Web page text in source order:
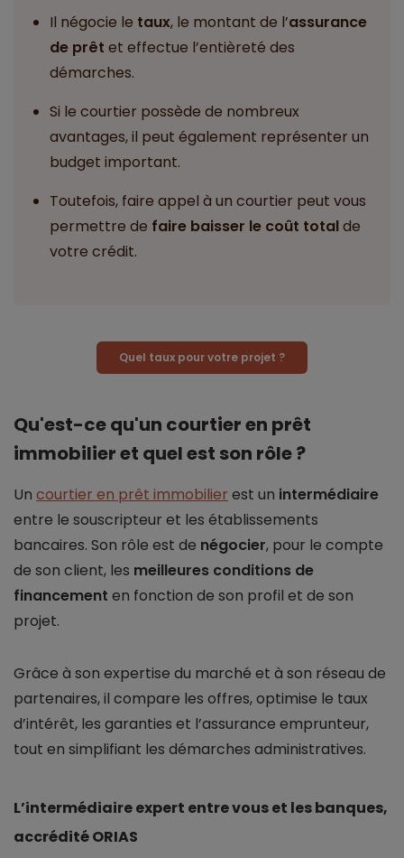
Il négocie le taux, le montant de l’assurance
de prêt et effectue l’entièreté des
démarches.
Si le courtier possède de nombreux
avantages, il peut également représenter un
budget important.
Toutefois, faire appel à un courtier peut vous
permettre de faire baisser le coût totalde
votre crédit.
Quel taux pour votre projet ?
Qu'est-ce qu'un courtier en prêt
immobilier et quel est son rôle ?
Un courtier en prêt immobilier est un intermédiaire
entre le souscripteur et les établissements
bancaires. Son rôle est de négocier, pour le compte
de son client, les meilleures conditions de
financement en fonction de son profil et de son
projet.
Grâce à son expertise du marché et à son réseau de
partenaires, il compare les offres, optimise le taux
d’intérêt, les garanties et l’assurance emprunteur,
tout en simplifiant les démarches administratives.
L’intermédiaire expert entre vous et les banques,
accrédité ORIAS